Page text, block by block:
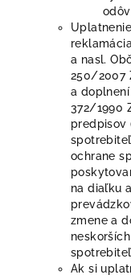
a nasl.
250/2007
a
372/1990
predpisov
ochrane
na diaľku
zmene a
Ak si